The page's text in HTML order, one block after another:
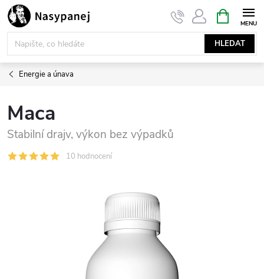
Přejít
na
obsah
HLEDAT
NÁKUPNÍ
KOŠÍK
Energie a únava
Maca
Stabilní drajv, výkon bez výpadků
10 hodnocení